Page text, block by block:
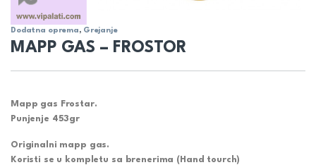
Dodatna oprema, Grejanje
MAPP GAS – FROSTOR
Mapp gas Frostar.
Punjenje 453gr
Originalni mapp gas.
Koristi se u kompletu sa brenerima (Hand tourch)